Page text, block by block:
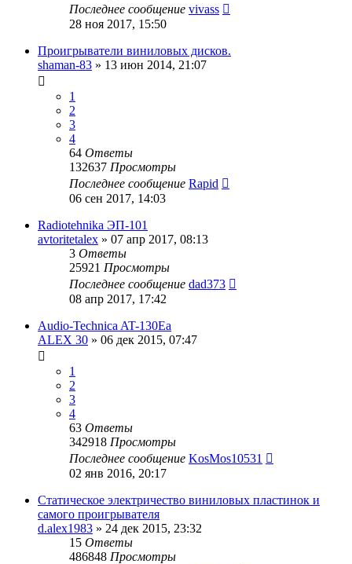
Последнее сообщение vivass
28 ноя 2017, 15:50
Проигрыватели виниловых дисков.
shaman-83 » 13 июн 2014, 21:07
1
2
3
4
64 Ответы
132637 Просмотры
Последнее сообщение Rapid
06 сен 2017, 14:03
Radiotehnika ЭП-101
avtoritetalex » 07 апр 2017, 08:13
3 Ответы
25921 Просмотры
Последнее сообщение dad373
08 апр 2017, 17:42
Audio-Technica AT-130Ea
ALEX 30 » 06 дек 2015, 07:47
1
2
3
4
63 Ответы
342918 Просмотры
Последнее сообщение KosMos10531
02 янв 2016, 20:17
Статическое электричество виниловых пластинок и
самого проигрывателя
d.alex1983 » 24 дек 2015, 23:32
15 Ответы
486848 Просмотры